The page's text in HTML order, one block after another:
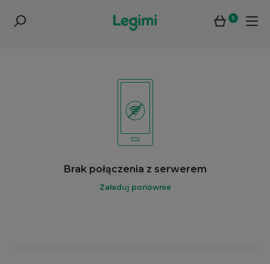
0
Brak połączenia z serwerem
Załaduj ponownie